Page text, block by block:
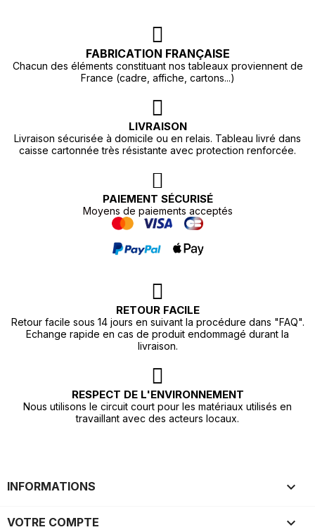
FABRICATION FRANÇAISE
Chacun des éléments constituant nos tableaux proviennent de
France (cadre, affiche, cartons...)
LIVRAISON
Livraison sécurisée à domicile ou en relais. Tableau livré dans
caisse cartonnée très résistante avec protection renforcée.
PAIEMENT SÉCURISÉ
Moyens de paiements acceptés
RETOUR FACILE
Retour facile sous 14 jours en suivant la procédure dans "FAQ".
Echange rapide en cas de produit endommagé durant la
livraison.
RESPECT DE L'ENVIRONNEMENT
Nous utilisons le circuit court pour les matériaux utilisés en
travaillant avec des acteurs locaux.
INFORMATIONS 
VOTRE COMPTE 